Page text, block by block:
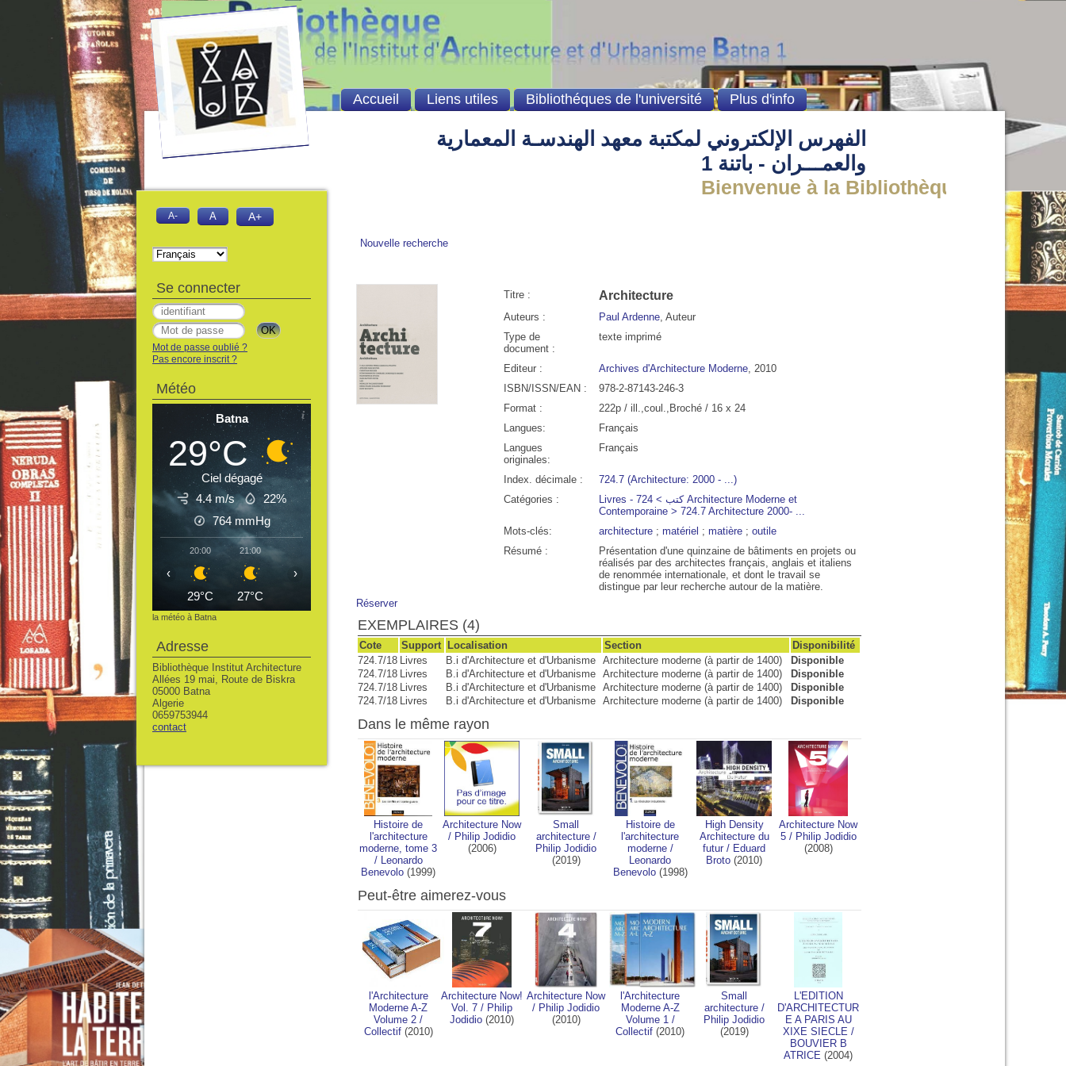
الفهرس الإلكتروني لمكتبة معهد الهندسـة المعمارية
والعمـــران - باتنة 1
Bienvenue à la Bibliothèque de l'
Nouvelle recherche
Titre : Architecture
Auteurs : Paul Ardenne, Auteur
Type de
document :
texte imprimé
Editeur : Archives d'Architecture Moderne, 2010
ISBN/ISSN/EAN :
978-2-87143-246-3
Format :
222p / ill.,coul.,Broché / 16 x 24
Langues:
Français
Langues
originales:
Français
Index. décimale :
724.7 (Architecture: 2000 - ...)
Catégories :
Livres - كتب > 724 Architecture Moderne et
Contemporaine > 724.7 Architecture 2000- ...
Mots-clés:
architecture ;matériel ;matière ;outile
Résumé :
Présentation d'une quinzaine de bâtiments en projets ou
réalisés par des architectes français, anglais et italiens
de renommée internationale, et dont le travail se
distingue par leur recherche autour de la matière.
Réserver
EXEMPLAIRES (4)
Cote Support Localisation Section
Disponibilité
724.7/18 Livres B.i d'Architecture et d'Urbanisme Architecture moderne (à partir de 1400)
Disponible
724.7/18 Livres B.i d'Architecture et d'Urbanisme Architecture moderne (à partir de 1400)
Disponible
724.7/18 Livres B.i d'Architecture et d'Urbanisme Architecture moderne (à partir de 1400)
Disponible
724.7/18 Livres B.i d'Architecture et d'Urbanisme Architecture moderne (à partir de 1400) Disponible
Dans le même rayon
Histoire de
l'architecture
moderne, tome 3
/ Leonardo
Benevolo (1999)
Architecture Now
/ Philip Jodidio
(2006)
Small
architecture/
Philip Jodidio
(2019)
Histoire de
l'architecture
moderne/
Leonardo
Benevolo(1998)
High Density
Architecture du
futur / Eduard
Broto (2010)
Architecture Now
5/ Philip Jodidio
(2008)
Peut-être aimerez-vous
l'Architecture
Moderne A-Z
Volume 2 /
Collectif(2010)
Architecture Now!
Vol. 7 / Philip
Jodidio (2010)
Architecture Now
/ Philip Jodidio
(2010)
l'Architecture
Moderne A-Z
Volume 1/
Collectif (2010)
Small
architecture/
Philip Jodidio
(2019)
L'EDITION
D'ARCHITECTUR
E A PARIS AU
XIXE SIECLE /
BOUVIER B
ATRICE (2004)
Accueil Liens utiles Bibliothéques de l'université Plus d'info
A- A A+
Se connecter
Mot de passe oublié ?
Pas encore inscrit ?
Météo
Batna
29°C
Ciel dégagé
4.4 m/s
22%
764 mmHg
20:00
29°C
21:00
27°C
22:00
25°C
02:00 03:00 04:00 05:00
21°C
06:00 07:00 08:00 09:00 12:00
35°C
13:00
35°C
‹ ›
la météo à Batna
Adresse
Bibliothèque Institut Architecture
Allées 19 mai, Route de Biskra
05000 Batna
Algerie
0659753944
contact